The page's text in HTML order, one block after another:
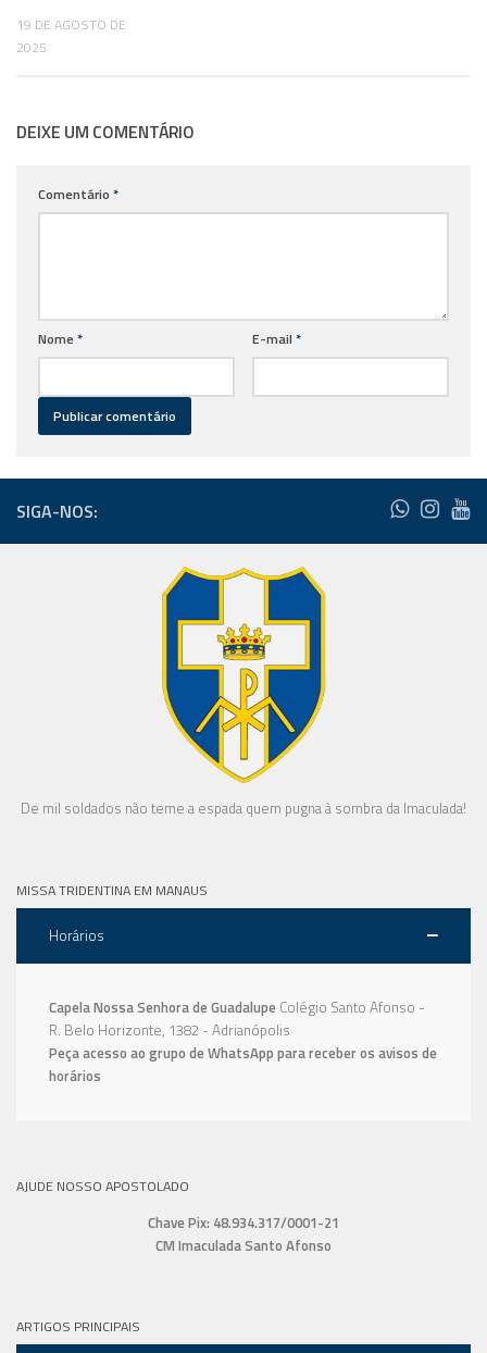
19 DE AGOSTO DE
2025
DEIXE UM COMENTÁRIO
Comentário *
Nome * E-mail *
SIGA-NOS:
De mil soldados não teme a espada quem pugna à sombra da Imaculada!
MISSA TRIDENTINA EM MANAUS
Horários
Capela Nossa Senhora de Guadalupe Colégio Santo Afonso -
R. Belo Horizonte, 1382 - Adrianópolis
Peça acesso ao grupo de WhatsApp para receber os avisos de
horários
AJUDE NOSSO APOSTOLADO
Chave Pix: 48.934.317/0001-21
CM Imaculada Santo Afonso
ARTIGOS PRINCIPAIS